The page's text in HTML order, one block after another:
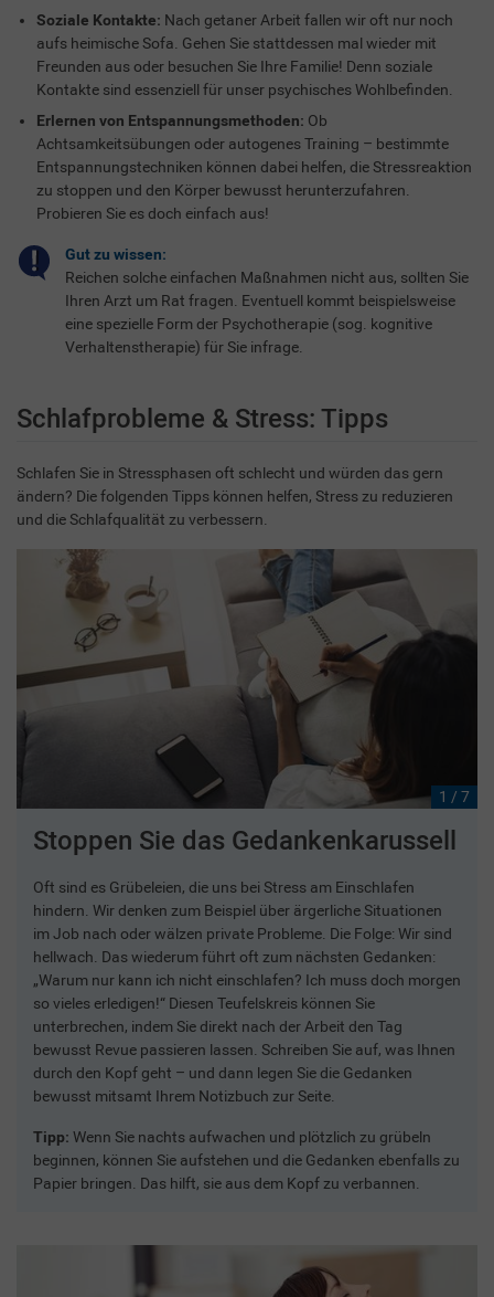
Soziale Kontakte: Nach getaner Arbeit fallen wir oft nur noch
aufs heimische Sofa. Gehen Sie stattdessen mal wieder mit
Freunden aus oder besuchen Sie Ihre Familie! Denn soziale
Kontakte sind essenziell für unser psychisches Wohlbefinden.
Erlernen von Entspannungsmethoden: Ob
Achtsamkeitsübungen oder autogenes Training – bestimmte
Entspannungstechniken können dabei helfen, die Stressreaktion
zu stoppen und den Körper bewusst herunterzufahren.
Probieren Sie es doch einfach aus!
Gut zu wissen:
Reichen solche einfachen Maßnahmen nicht aus, sollten Sie
Ihren Arzt um Rat fragen. Eventuell kommt beispielsweise
eine spezielle Form der Psychotherapie (sog. kognitive
Verhaltenstherapie) für Sie infrage.
Schlafprobleme & Stress: Tipps
Schlafen Sie in Stressphasen oft schlecht und würden das gern
ändern? Die folgenden Tipps können helfen, Stress zu reduzieren
und die Schlafqualität zu verbessern.
1 / 7
Stoppen Sie das Gedankenkarussell
Oft sind es Grübeleien, die uns bei Stress am Einschlafen
hindern. Wir denken zum Beispiel über ärgerliche Situationen
im Job nach oder wälzen private Probleme. Die Folge: Wir sind
hellwach. Das wiederum führt oft zum nächsten Gedanken:
„Warum nur kann ich nicht einschlafen? Ich muss doch morgen
so vieles erledigen!“ Diesen Teufelskreis können Sie
unterbrechen, indem Sie direkt nach der Arbeit den Tag
bewusst Revue passieren lassen. Schreiben Sie auf, was Ihnen
durch den Kopf geht – und dann legen Sie die Gedanken
bewusst mitsamt Ihrem Notizbuch zur Seite.
Tipp: Wenn Sie nachts aufwachen und plötzlich zu grübeln
beginnen, können Sie aufstehen und die Gedanken ebenfalls zu
Papier bringen. Das hilft, sie aus dem Kopf zu verbannen.